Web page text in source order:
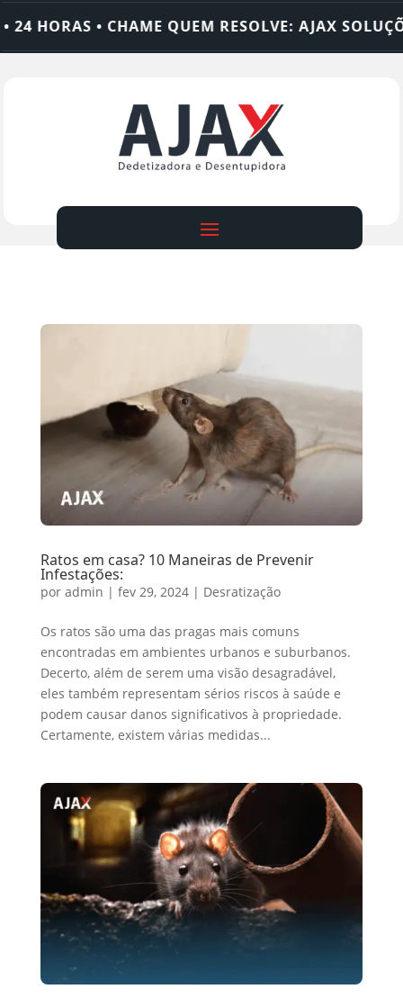
• CHAME QUEM RESOLVE: AJAX SOLUÇÕES
Ratos em casa? 10 Maneiras de Prevenir
Infestações:
por admin | fev 29, 2024| Desratização
Os ratos são uma das pragas mais comuns
encontradas em ambientes urbanos e suburbanos.
Decerto, além de serem uma visão desagradável,
eles também representam sérios riscos à saúde e
podem causar danos significativos à propriedade.
Certamente, existem várias medidas...